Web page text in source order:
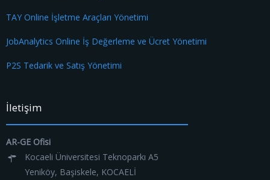
TAY Online İşletme Araçları Yönetimi
JobAnalytics Online İş Değerleme ve Ücret Yönetimi
P2S Tedarik ve Satış Yönetimi
İletişim
AR-GE Ofisi
Kocaeli Üniversitesi Teknoparkı A5
Yeniköy, Başiskele, KOCAELİ